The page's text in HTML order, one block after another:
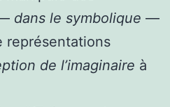
dans le symbolique —
représentations
de l’imaginaire à